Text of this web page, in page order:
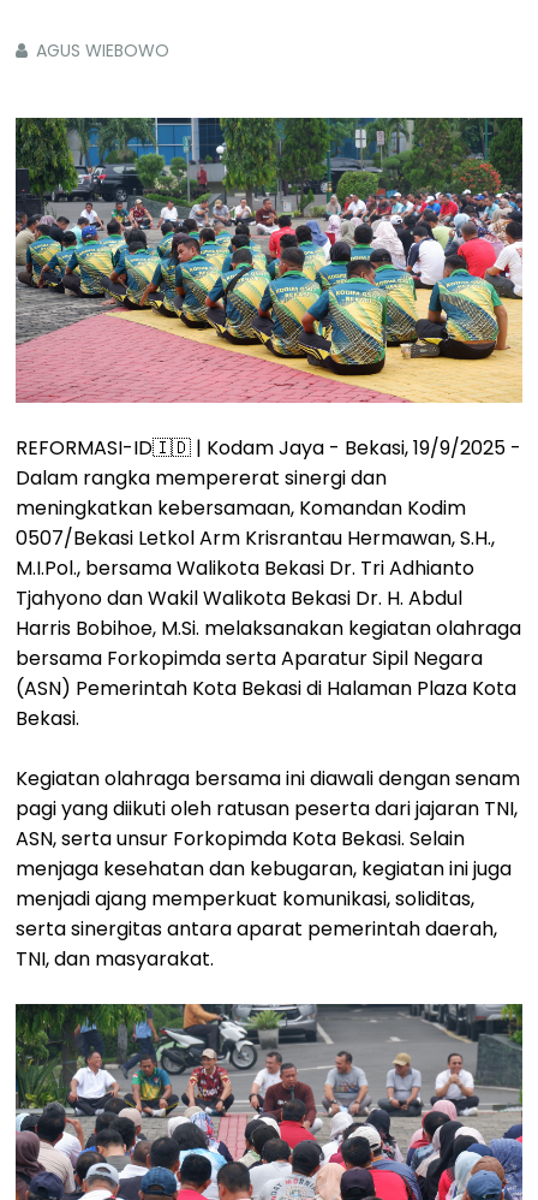
AGUS WIEBOWO
REFORMASI-ID🇮🇩 | Kodam Jaya - Bekasi, 19/9/2025 -
Dalam rangka mempererat sinergi dan
meningkatkan kebersamaan, Komandan Kodim
0507/Bekasi Letkol Arm Krisrantau Hermawan, S.H.,
M.I.Pol., bersama Walikota Bekasi Dr. Tri Adhianto
Tjahyono dan Wakil Walikota Bekasi Dr. H. Abdul
Harris Bobihoe, M.Si. melaksanakan kegiatan olahraga
bersama Forkopimda serta Aparatur Sipil Negara
(ASN) Pemerintah Kota Bekasi di Halaman Plaza Kota
Bekasi.
Kegiatan olahraga bersama ini diawali dengan senam
pagi yang diikuti oleh ratusan peserta dari jajaran TNI,
ASN, serta unsur Forkopimda Kota Bekasi. Selain
menjaga kesehatan dan kebugaran, kegiatan ini juga
menjadi ajang memperkuat komunikasi, soliditas,
serta sinergitas antara aparat pemerintah daerah,
TNI, dan masyarakat.